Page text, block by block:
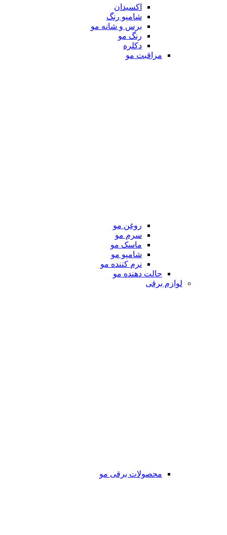
اکسیدان
شامپو رنگ
برس و شانه مو
رنگ مو
دکلره
مراقبت مو
روغن مو
سرم مو
ماسک مو
شامپو مو
نرم کننده مو
حالت دهنده مو
لوازم برقی
محصولات برقی مو